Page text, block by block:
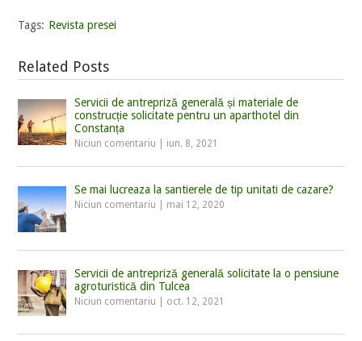
Tags: Revista presei
Related Posts
Servicii de antrepriză generală și materiale de
construcție solicitate pentru un aparthotel din
Constanța
Niciun comentariu iun. 8, 2021
Se mai lucreaza la santierele de tip unitati de cazare?
Niciun comentariu mai 12, 2020
Servicii de antrepriză generală solicitate la o pensiune
agroturistică din Tulcea
Niciun comentariu oct. 12, 2021